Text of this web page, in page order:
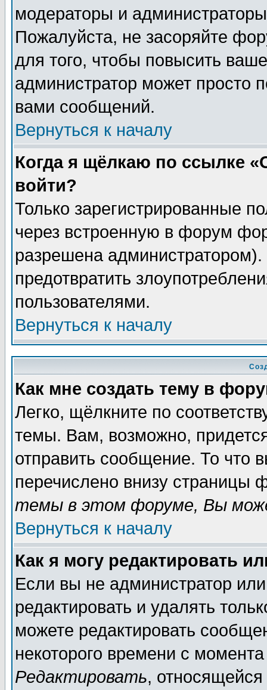
модераторы и
Пожалуйста, не засоряйте
для того, чтобы повысить
администратор может просто
вами сообщений.
Вернуться к началу
Когда я щёлкаю по ссылке
войти?
Только зарегистрированные
через встроенную в форум
разрешена
предотвратить
пользователями.
Вернуться к началу
Как мне создать тему в
Легко, щёлкните по
темы. Вам, возможно,
отправить сообщение. То что
перечислено внизу страницы
темы в этом форуме, Вы
Вернуться к началу
Как я могу редактировать
Если вы не администратор
редактировать и удалять
можете редактировать
некоторого времени с
Редактировать,